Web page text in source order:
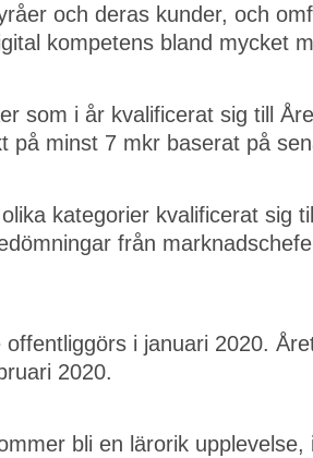
och deras kunder, och
kompetens bland mycket
som i år kvalificerat sig till
på minst 7 mkr baserat på
kategorier kvalificerat sig
från
i januari 2020.
2020.
bli en lärorik